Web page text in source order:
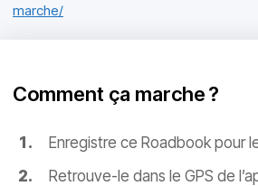
marche/
Comment ça marche ?
Enregistre ce Roadbook pour
Retrouve-le dans le GPS de